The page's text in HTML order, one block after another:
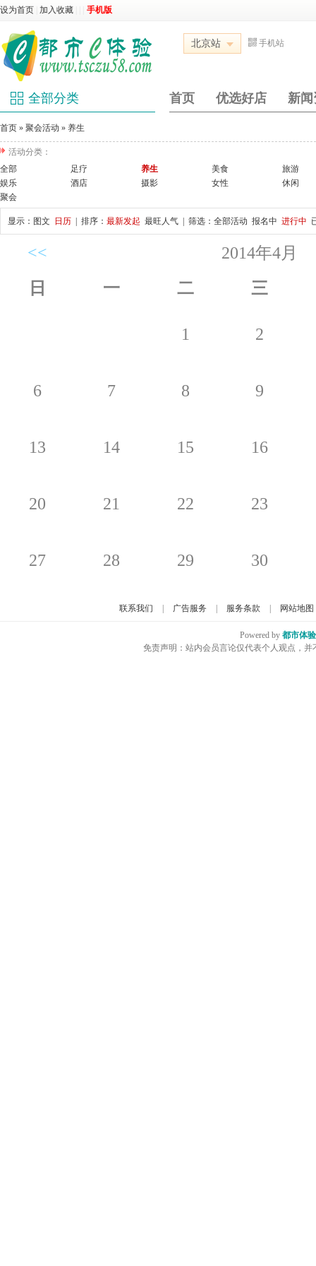
设为首页 加入收藏 手机版
北京站 手机站
全部分类 首页 优选好店 新闻
首页 » 聚会活动 » 养生
活动分类：
全部
足疗 养生 美食
旅游
娱乐
酒店 摄影 女性
休闲
聚会
显示： 图文 日历 | 排序： 最新发起 最旺人气 | 筛选： 全部活动 报名中 进行中
<<
2014年4月
日
一 二 三
1 2
6 7 8 9
13 14 15 16
20 21 22 23
27 28 29 30
联系我们 广告服务 服务条款 网站地图
Powered by 都市体
免责声明：站内会员言论仅代表个人观点，